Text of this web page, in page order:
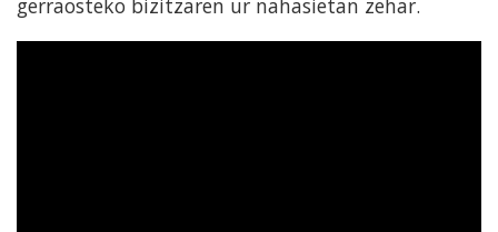
gerraosteko bizitzaren ur nahasietan zehar.